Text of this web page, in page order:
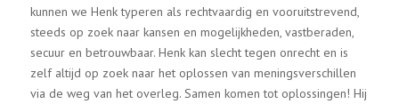
kunnen we Henk typeren als rechtvaardig en vooruitstrevend,
steeds op zoek naar kansen en mogelijkheden, vastberaden,
secuur en betrouwbaar. Henk kan slecht tegen onrecht en is
zelf altijd op zoek naar het oplossen van meningsverschillen
via de weg van het overleg. Samen komen tot oplossingen! Hij